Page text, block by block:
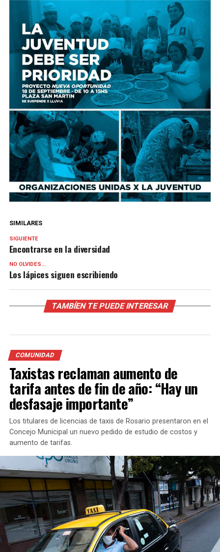
SIMILARES
SIGUIENTE
Encontrarse en la diversidad
NO OLVIDES...
Los lápices siguen escribiendo
TAMBÍEN TE PUEDE INTERESAR
COMUNIDAD
Taxistas reclaman aumento de
tarifa antes de fin de año: “Hay un
desfasaje importante”
Los titulares de licencias de taxis de Rosario presentaron en el
Concejo Municipal un nuevo pedido de estudio de costos y
aumento de tarifas.